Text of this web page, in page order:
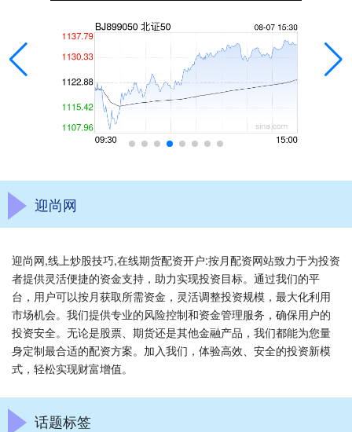
迎尚网
迎尚网,线上炒股技巧,在线期货配资开户:按月配资网站致力于为投资
者提供灵活便捷的资金支持，助力实现投资目标。通过我们的平
台，用户可以按月获取所需资金，灵活调整投资规模，最大化利用
市场机会。我们提供专业的风险控制和资金管理服务，确保用户的
投资安全。无论是股票、期货还是其他金融产品，我们都能为您量
身定制最合适的配资方案。加入我们，体验高效、安全的投资新模
式，轻松实现财富增值。
话题标签